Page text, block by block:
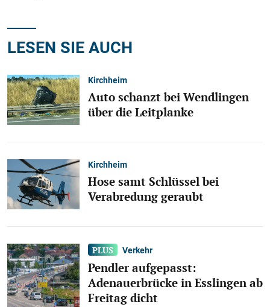
LESEN SIE AUCH
Kirchheim
Auto schanzt bei Wendlingen
über die Leitplanke
Kirchheim
Hose samt Schlüssel bei
Verabredung geraubt
Verkehr
Pendler aufgepasst:
Adenauerbrücke in Esslingen ab
Freitag dicht